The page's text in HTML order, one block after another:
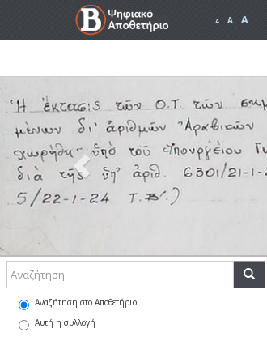
A A A
Αναζήτηση στο Αποθετήριο
Αυτή η συλλογή